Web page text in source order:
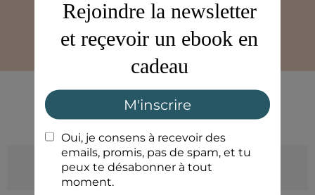
l’essai"
Ra Uru Hu
Questions fréquentes
A qui s'adresse le Human Design ?